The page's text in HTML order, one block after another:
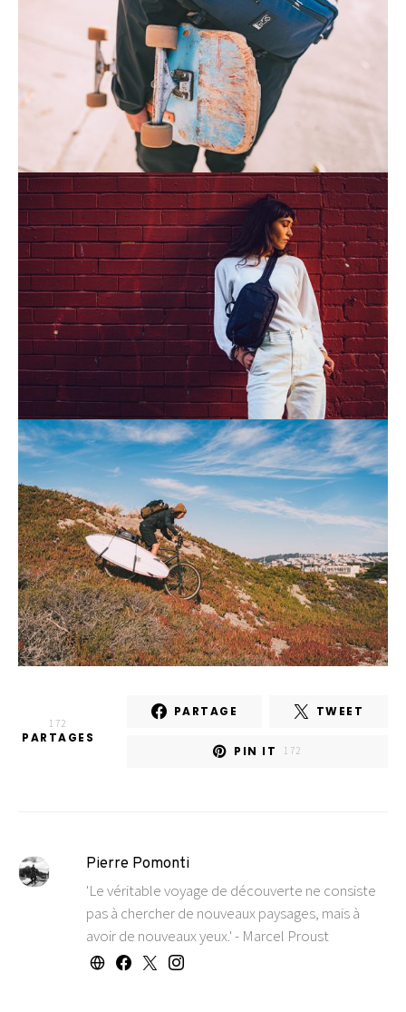
172
PARTAGES
PARTAGE TWEET
PIN IT 172
Pierre Pomonti
'Le véritable voyage de découverte ne consiste
pas à chercher de nouveaux paysages, mais à
avoir de nouveaux yeux.' - Marcel Proust